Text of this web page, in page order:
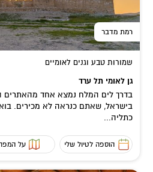
רמת מדבר
שמורות טבע וגנים לאומיים
גן לאומי תל ערד
בדרך לים המלח נמצא אחד מהאתרים
בישראל, שאתם כנראה לא מכירים.
כתליה...
הוספה לטיול שלי על